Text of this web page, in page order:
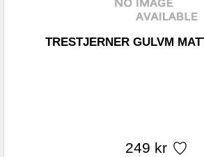
TRESTJERNER GULVM
249 kr